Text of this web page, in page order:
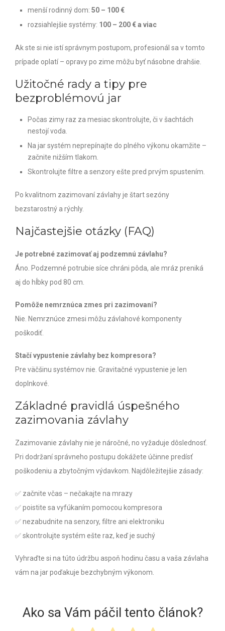
menší rodinný dom: 50 – 100 €
rozsiahlejšie systémy: 100 – 200 € a viac
Ak ste si nie istí správnym postupom, profesionál sa v tomto
prípade oplatí – opravy po zime môžu byť násobne drahšie.
Užitočné rady a tipy pre
bezproblémovú jar
Počas zimy raz za mesiac skontrolujte, či v šachtách
nestojí voda.
Na jar systém neprepínajte do plného výkonu okamžite –
začnite nižším tlakom.
Skontrolujte filtre a senzory ešte pred prvým spustením.
Po kvalitnom zazimovaní závlahy je štart sezóny
bezstarostný a rýchly.
Najčastejšie otázky (FAQ)
Je potrebné zazimovať aj podzemnú závlahu?
Áno. Podzemné potrubie síce chráni pôda, ale mráz preniká
aj do hĺbky pod 80 cm.
Pomôže nemrznúca zmes pri zazimovaní?
Nie. Nemrznúce zmesi môžu závlahové komponenty
poškodiť.
Stačí vypustenie závlahy bez kompresora?
Pre väčšinu systémov nie. Gravitačné vypustenie je len
doplnkové.
Základné pravidlá úspešného
zazimovania závlahy
Zazimovanie závlahy nie je náročné, no vyžaduje dôslednosť.
Pri dodržaní správneho postupu dokážete účinne predísť
poškodeniu a zbytočným výdavkom. Najdôležitejšie zásady:
✅ začnite včas – nečakajte na mrazy
✅ poistite sa vyfúkaním pomocou kompresora
✅ nezabudnite na senzory, filtre ani elektroniku
✅ skontrolujte systém ešte raz, keď je suchý
Vyhraďte si na túto údržbu aspoň hodinu času a vaša závlaha
vám na jar poďakuje bezchybným výkonom.
Ako sa Vám páčil tento článok?